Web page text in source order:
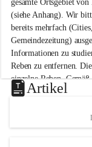
u
n
n
a
m
N
e
u
s
d
gesamte Ortsgebiet
(siehe Anhang). Wir
bereits mehrfach (Cities,
Gemeindezeitung)
Informationen zu
Reben zu entfernen.
einzelne Reben.
Weinbaugesetz sind
unzulässige
helfen wir zusammen
vor den
und den daraus
Artikel